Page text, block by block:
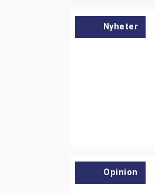
Nyheter
Opinion